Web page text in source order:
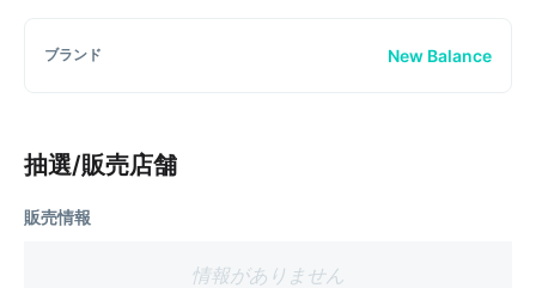
ブランド New Balance
抽選/販売店舗
販売情報
情報がありません